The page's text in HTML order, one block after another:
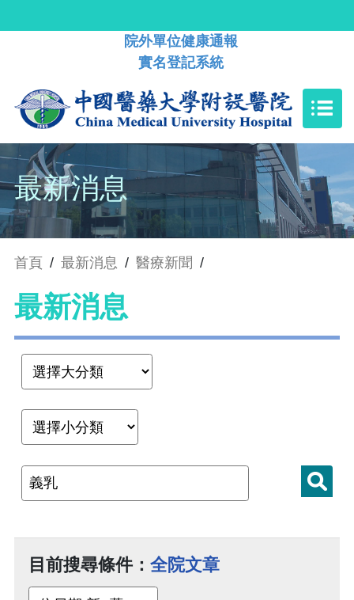
院外單位健康通報
實名登記系統
最新消息
首頁 / 最新消息 / 醫療新聞 /
最新消息
目前搜尋條件： 全院文章